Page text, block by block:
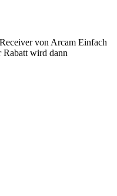
von Arcam Einfach
Rabatt wird dann